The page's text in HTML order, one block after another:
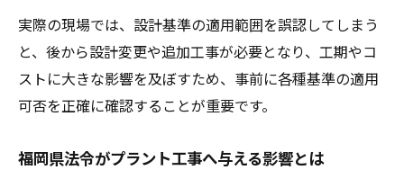
と意義
プラント工事で活用する標準仕様の選定ポ
イント
紹介
実際の現場では、設計基準の適用範囲を誤認してしまう
と、後から設計変更や追加工事が必要となり、工期やコ
ストに大きな影響を及ぼすため、事前に各種基準の適用
可否を正確に確認することが重要です。
福岡県法令がプラント工事へ与える影響とは